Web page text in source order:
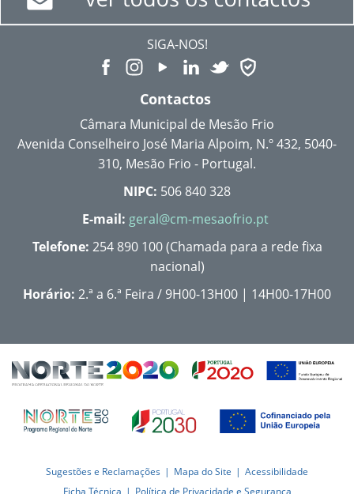
SIGA-NOS!
Contactos
Câmara Municipal de Mesão Frio
Avenida Conselheiro José Maria Alpoim, N.º 432, 5040-
310, Mesão Frio - Portugal.
NIPC: 506 840 328
E-mail: geral@cm-mesaofrio.pt
Telefone: 254 890 100 (Chamada para a rede fixa
nacional)
Horário: 2.ª a 6.ª Feira / 9H00-13H00 | 14H00-17H00
Sugestões e Reclamações Mapa do Site
Acessibilidade